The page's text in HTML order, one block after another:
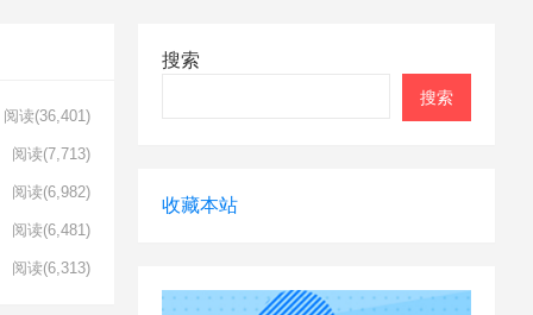
阅读(36,401)
阅读(7,713)
阅读(6,982)
阅读(6,481)
阅读(6,313)
搜索
搜索
收藏本站